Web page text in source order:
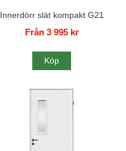
Innerdörr slät kompakt G21
Från 3 995 kr
Köp